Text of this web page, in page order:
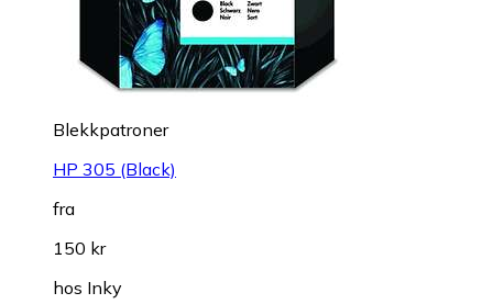
Blekkpatroner
HP 305 (Black)
fra
150 kr
hos Inky